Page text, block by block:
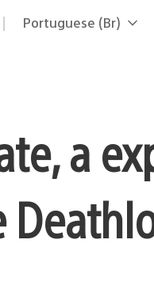
Selecione
Região
Portuguese (Br)
a